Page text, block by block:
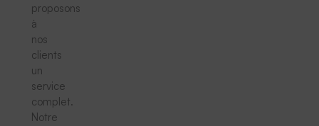
proposons
à
nos
clients
un
service
complet.
Notre